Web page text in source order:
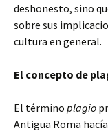
deshonesto, sino
sobre sus
cultura en general.
El concepto de
El término plagio
Antigua Roma